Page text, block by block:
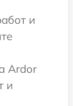
и
Ardor
и